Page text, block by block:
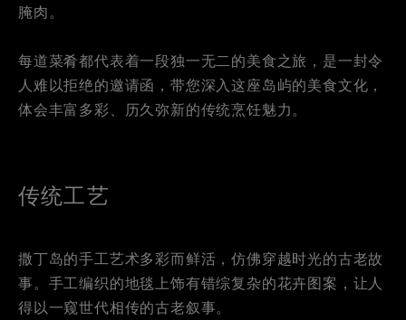
腌肉。
每道菜肴都代表着一段独一无二的美食之旅，是一封令
人难以拒绝的邀请函，带您深入这座岛屿的美食文化，
体会丰富多彩、历久弥新的传统烹饪魅力。
传统工艺
撒丁岛的手工艺术多彩而鲜活，仿佛穿越时光的古老故
事。手工编织的地毯上饰有错综复杂的花卉图案，让人
得以一窥世代相传的古老叙事。